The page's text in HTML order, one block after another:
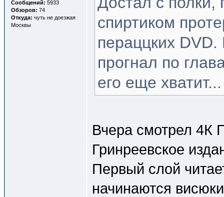
Сообщений: 5933
Обзоров: 74
Откуда: чуть не доезжая
Москвы
спиртиком
пераццких DVD.
прогнал по
его еще хватит...
Вчера смотрел 4К
Гринреевское
Первый слой
начинаются